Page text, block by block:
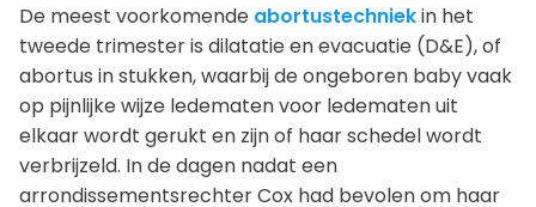
De meest voorkomende abortustechniekin het
tweede trimester is dilatatie en evacuatie (D&E), of
abortus in stukken, waarbij de ongeboren baby vaak
op pijnlijke wijze ledematen voor ledematen uit
elkaar wordt gerukt en zijn of haar schedel wordt
verbrijzeld. In de dagen nadat een
arrondissementsrechter Cox had bevolen om haar